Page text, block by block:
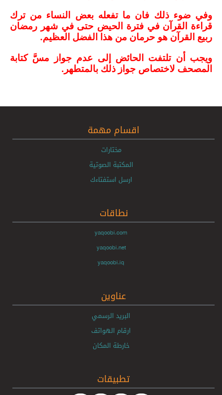
وفي ضوء ذلك فان ما تفعله بعض النساء من ترك
قراءة القرآن في فترة الحيض حتى في شهر رمضان
ربيع القرآن هو حرمان من هذا الفضل العظيم.
ويجب أن تلتفت الحائض إلى عدم جواز مسَّ كتابة
المصحف لاختصاص جواز ذلك بالمتطهر.
اقسام مهمة
مختارات
المكتبة الصوتية
ارسل استفتاءك
نطاقات
yaqoobi.com
yaqoobi.net
yaqoobi.iq
عناوين
البريد الرسمي
ارقام الهواتف
خارطة المكان
تطبيقات